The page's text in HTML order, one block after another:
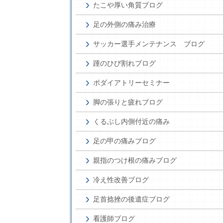
たこや厚い角質ブログ
足の外側の痛み治療
サッカー選手メンテナンス ブログ
踵のひび割れブログ
ポダイアトリーセミナー
脚の張りと疲れブログ
くるぶし内側付近の痛み
足の甲の痛みブログ
親指のつけ根の痛みブログ
冷え性改善ブログ
足首捻挫の後遺症ブログ
看護師ブログ